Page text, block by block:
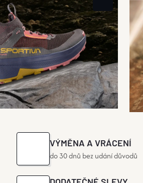
VÝMĚNA A VRÁCENÍ
do 30 dnů bez udání důvodů